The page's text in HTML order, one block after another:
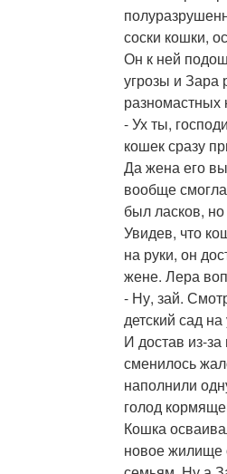
соски кошки,
Он к ней
угрозы и Зара
разномастных
- Ух ты,
кошек сразу
Да жена его
вообще
был ласков,
Увидев, что
на руки, он
жене. Лера
- Ну, зай.
детский сад
И достав из-
сменилось
наполнили
голод
Кошка
новое жилище